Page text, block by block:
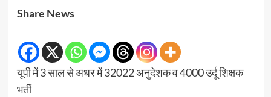
Share News
यूपी में 3 साल से अधर में 32022 अनुदेशक व 4000 उर्दू शिक्षक
भर्ती